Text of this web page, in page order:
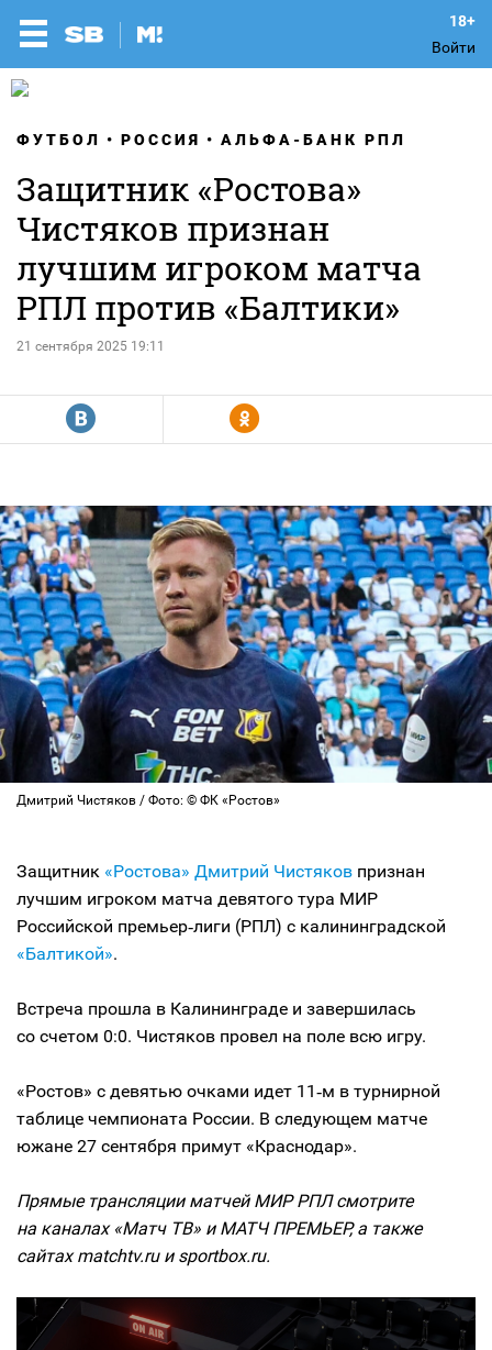
Войти
ФУТБОЛ РОССИЯ АЛЬФА-БАНК РПЛ
Защитник «Ростова»
Чистяков признан
лучшим игроком матча
РПЛ против «Балтики»
21 сентября 2025 19:11
R Y
Дмитрий Чистяков / Фото: © ФК «Ростов»
Защитник «Ростова» Дмитрий Чистяков признан
лучшим игроком матча девятого тура МИР
Российской премьер‑лиги (РПЛ) с калининградской
«Балтикой».
Встреча прошла в Калининграде и завершилась
со счетом 0:0. Чистяков провел на поле всю игру.
«Ростов» с девятью очками идет 11‑м в турнирной
таблице чемпионата России. В следующем матче
южане 27 сентября примут «Краснодар».
Прямые трансляции матчей МИР РПЛ смотрите
на каналах «Матч ТВ» и МАТЧ ПРЕМЬЕР, а также
сайтах matchtv.ru и sportbox.ru.